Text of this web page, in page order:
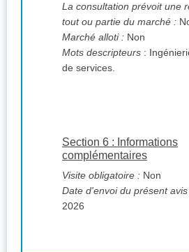
La consultation prévoit une
tout ou partie du marché :
Marché alloti : Non
Mots descripteurs :
de services.
Section 6 : Informations
complémentaires
Visite obligatoire : Non
Date d'envoi du présent
2026